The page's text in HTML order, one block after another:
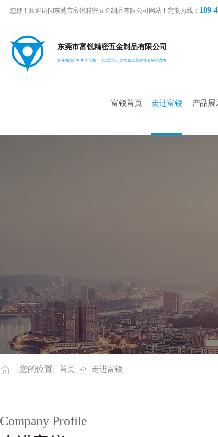
您好！欢迎访问东莞市富锐精密五金制品有限公司网站！定制热线： 189-
东莞市富锐精密五金制品有限公司
多年精密CNC加工经验，专业团队，为您企业量身打造解决方案
富锐首页 走进富锐 产品展
您的位置: 首页 -> 走进富锐
Company Profile